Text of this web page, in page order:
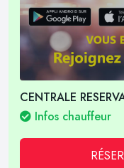
CENTRALE
Infos chauffeur